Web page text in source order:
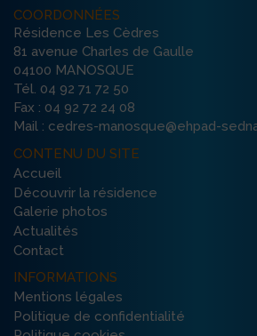
COORDONNÉES
Résidence Les Cèdres
81 avenue Charles de Gaulle
04100 MANOSQUE
Tél. 04 92 71 72 50
Fax : 04 92 72 24 08
Mail : cedres-manosque@ehpad-
CONTENU DU SITE
Accueil
Découvrir la résidence
Galerie photos
Actualités
Contact
INFORMATIONS
Mentions légales
Politique de confidentialité